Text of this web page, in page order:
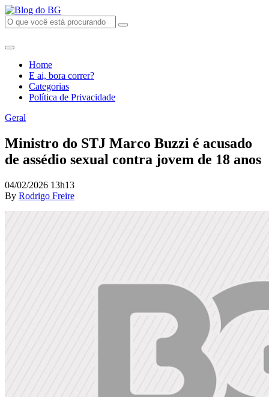
Home
E ai, bora correr?
Categorias
Política de Privacidade
Geral
Ministro do STJ Marco Buzzi é acusado
de assédio sexual contra jovem de 18 anos
04/02/2026 13h13
By Rodrigo Freire